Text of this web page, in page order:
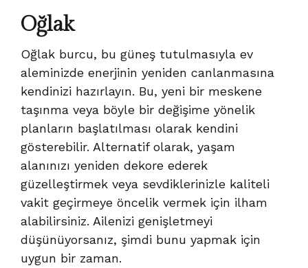
Oğlak
Oğlak burcu, bu güneş tutulmasıyla ev
aleminizde enerjinin yeniden canlanmasına
kendinizi hazırlayın. Bu, yeni bir meskene
taşınma veya böyle bir değişime yönelik
planların başlatılması olarak kendini
gösterebilir. Alternatif olarak, yaşam
alanınızı yeniden dekore ederek
güzelleştirmek veya sevdiklerinizle kaliteli
vakit geçirmeye öncelik vermek için ilham
alabilirsiniz. Ailenizi genişletmeyi
düşünüyorsanız, şimdi bunu yapmak için
uygun bir zaman.